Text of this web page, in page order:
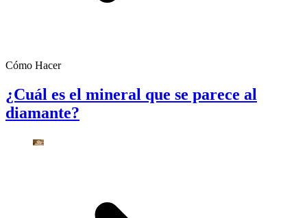
Cómo Hacer
¿Cuál es el mineral que se parece al
diamante?